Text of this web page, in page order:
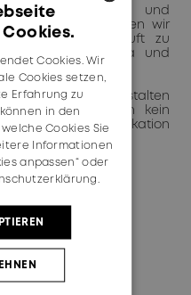
und
helfen wir
die digitale Kluft zu
von Klima und
Technologie gestalten
Umgebungen kein
Kommunikation
für
GERMAN
Cookies. Wir
Cookies setzen,
Erfahrung zu
in den
Cookies Sie
Informationen
anpassen“ oder